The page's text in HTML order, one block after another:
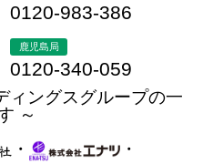
0120-983-386
鹿児島局
0120-340-059
ィングスグループの一
～
・
・